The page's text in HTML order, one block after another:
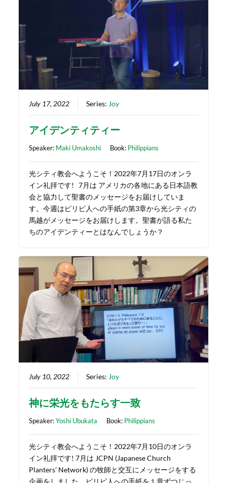
July 17, 2022 Series:Joy
アイデンティティー
Speaker: Maki Umakoshi Book: Philippians
光シティ教会へようこそ！2022年7月17日のオンラ
イン礼拝です! 7月は アメリカの各地にある日本語教
会と協力して聖書のメッセージをお届けしていま
す。今週はピリピ人への手紙の第3章から光シティの
馬越がメッセージをお届けします。聖書が語る私た
ちのアイデンティーとはなんでしょうか？
July 10, 2022 Series: Joy
神に栄光をもたらす一致
Speaker:Yoshi Ubukata Book: Philippians
光シティ教会へようこそ！2022年7月10日のオンラ
イン礼拝です! 7月は JCPN (Japanese Church
Planters’ Network) の牧師と交互にメッセージをする